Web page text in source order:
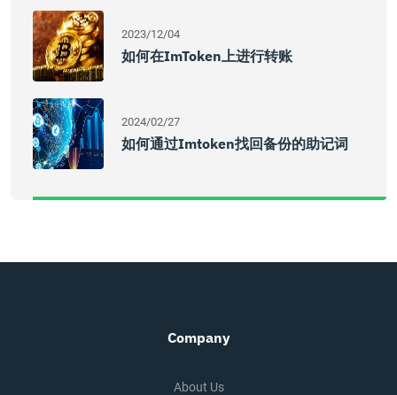
2023/12/04
如何在imToken上进行转账
2024/02/27
如何通过imtoken找回备份的助记词
Company
About Us